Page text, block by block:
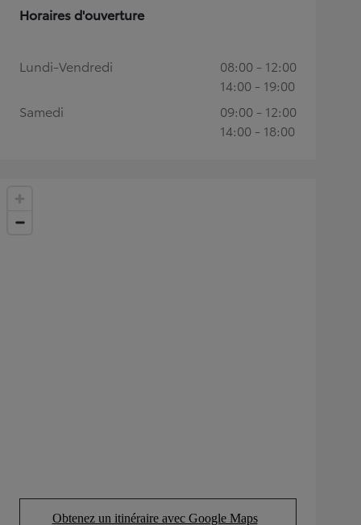
Obtenez un itinéraire avec Google Maps
Horaires d'ouverture
Lundi-Vendredi
08:00 - 12:00
14:00 - 19:00
Samedi
09:00 - 12:00
14:00 - 18:00